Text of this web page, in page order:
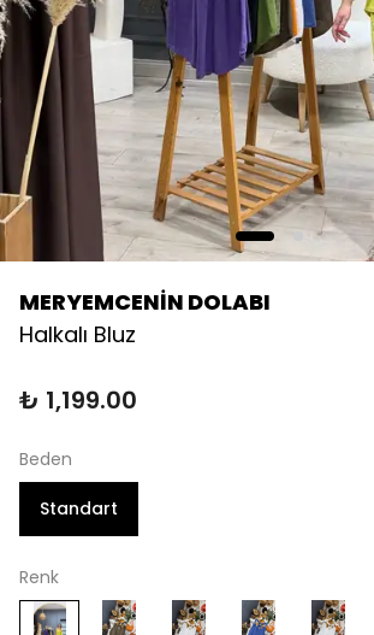
MERYEMCENİN DOLABI
Halkalı Bluz
₺ 1,199.00
Beden
Standart
Renk